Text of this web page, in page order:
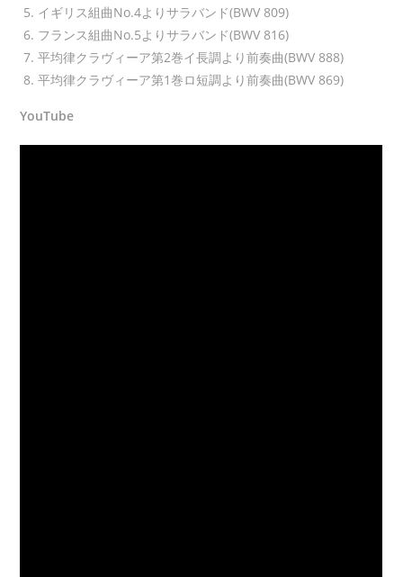
イギリス組曲No.4よりサラバンド(BWV 809)
フランス組曲No.5よりサラバンド(BWV 816)
平均律クラヴィーア第2巻イ長調より前奏曲(BWV 888)
平均律クラヴィーア第1巻ロ短調より前奏曲(BWV 869)
YouTube